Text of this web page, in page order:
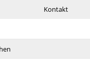
Kontakt